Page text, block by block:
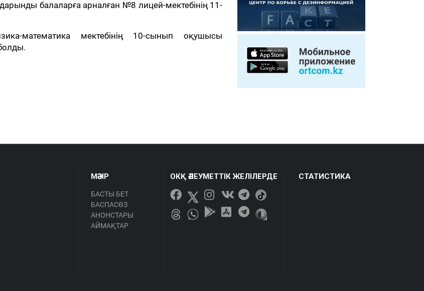
балаларға арналған №8 лицей-мектебінің 11-
математика мектебінің 10-сынып оқушысы
МӘЗІР
БАСТЫ БЕТ
БАСПАСӨЗ
АНОНСТАРЫ
АЙМАҚТАР
ОКҚ ӘЛЕУМЕТТІК ЖЕЛІЛЕРДЕ СТАТИСТИКА